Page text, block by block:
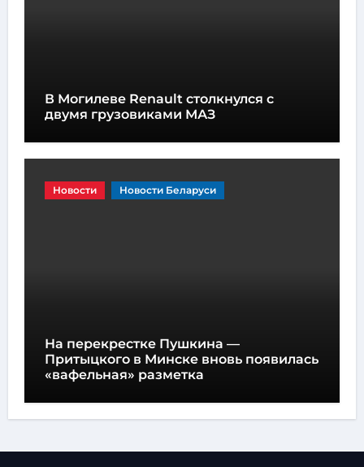
В Могилеве Renault столкнулся с
двумя грузовиками МАЗ
Новости Новости Беларуси
На перекрестке Пушкина —
Притыцкого в Минске вновь появилась
«вафельная» разметка